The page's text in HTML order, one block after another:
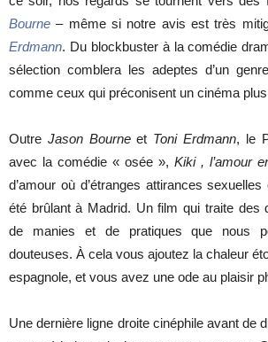
Bourne – même si notre avis est très
Erdmann. Du blockbuster à la comédie
sélection comblera les adeptes d’un
comme ceux qui préconisent un cinéma
Outre Jason Bourneet Toni Erdmann, le
avec la comédie « osée », Kiki , l’amour
d’amour où d’étranges attirances
été brûlant à Madrid. Un film qui traite des
de manies et de pratiques que nous
douteuses. À cela vous ajoutez la chaleur
espagnole, et vous avez une ode au plaisir
Une dernière ligne droite cinéphile avant de